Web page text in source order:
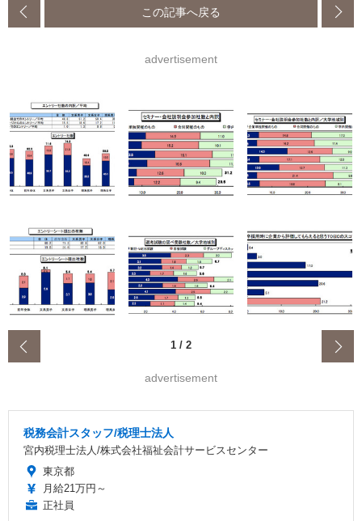
この記事へ戻る
advertisement
1 / 2
advertisement
税務会計スタッフ/税理士法人
宮内税理士法人/株式会社福祉会計サービスセンター
東京都
月給21万円～
正社員